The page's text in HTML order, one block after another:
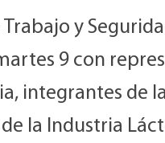
y
9 con
integrantes de
la Industria